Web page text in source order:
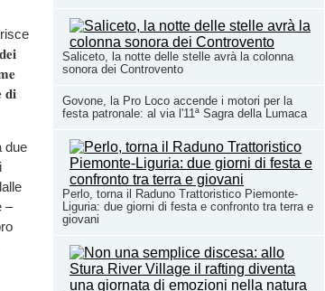
Saliceto, la notte delle stelle avrà la colonna
sonora dei Controvento
Govone, la Pro Loco accende i motori per la
festa patronale: al via l'11ª Sagra della Lumaca
Perlo, torna il Raduno Trattoristico Piemonte-
Liguria: due giorni di festa e confronto tra terra e
giovani
due
–